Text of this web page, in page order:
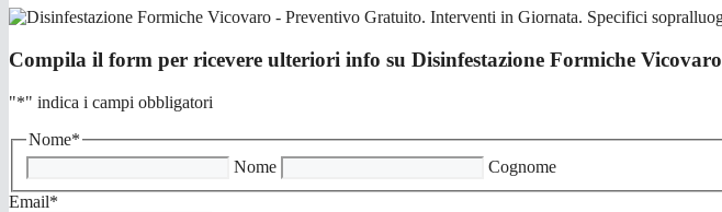
Compila il form per ricevere ulteriori info su Disinfestazione Formiche Vicovaro
"*" indica i campi obbligatori
Nome*
Nome
Cognome
Email*